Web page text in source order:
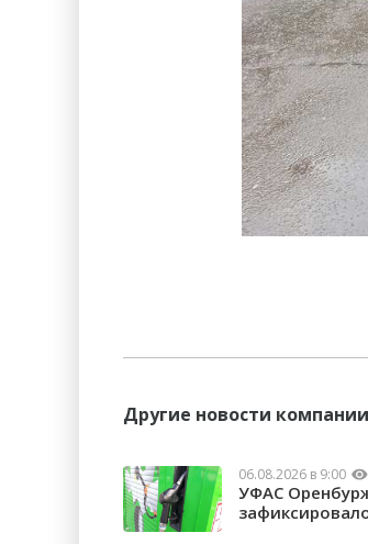
Другие новости компании
06.08.2026 в 9:00
УФАС